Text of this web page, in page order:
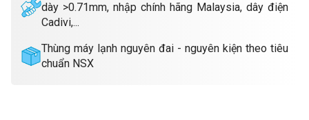
dày >0.71mm, nhập chính hãng Malaysia, dây điện
Cadivi,...
Thùng máy lạnh nguyên đai - nguyên kiện theo tiêu
chuẩn NSX